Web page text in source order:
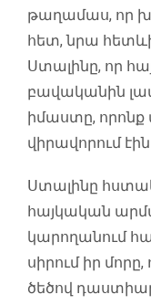
թաղամաս, որ
հետ, նրա
Ստալինը, որ
բավականին
իմաստը, որոնք
վիրավորում
Ստալինը
հայկական
կարողանում
սիրում իր մորը,
ծեծով